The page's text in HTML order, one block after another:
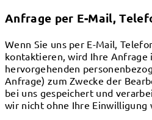
Anfrage per E-Mail,
Wenn Sie uns per E-Mail,
kontaktieren, wird Ihre Anfrage
hervorgehenden
Anfrage) zum Zwecke der
bei uns gespeichert und
wir nicht ohne Ihre Einwilligung